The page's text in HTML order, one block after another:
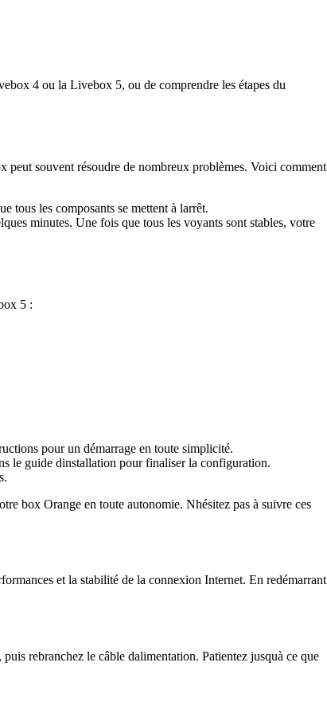
4 ou la Livebox 5, ou de comprendre les étapes du
peut souvent résoudre de nombreux problèmes. Voici comment
tous les composants se mettent à larrêt.
minutes. Une fois que tous les voyants sont stables, votre
5 :
pour un démarrage en toute simplicité.
le guide dinstallation pour finaliser la configuration.
box Orange en toute autonomie. Nhésitez pas à suivre ces
et la stabilité de la connexion Internet. En redémarrant
rebranchez le câble dalimentation. Patientez jusquà ce que